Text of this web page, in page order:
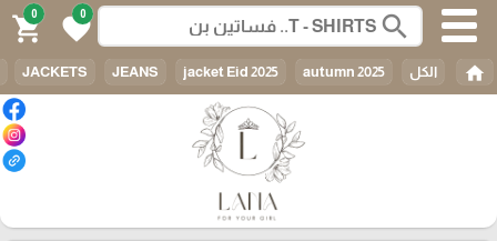
search
0
favorite
0
shopping_cart
home الكل JACKETS JEANS jacket Eid 2025 autumn 2025